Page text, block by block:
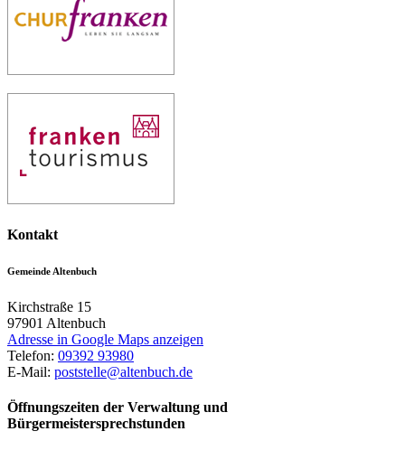
Kontakt
Gemeinde Altenbuch
Kirchstraße 15
97901 Altenbuch
Adresse in Google Maps anzeigen
Telefon: 09392 93980
E-Mail: poststelle@altenbuch.de
Öffnungszeiten der Verwaltung und
Bürgermeistersprechstunden